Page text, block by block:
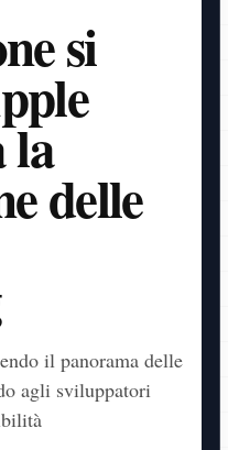
si
la
delle
il panorama delle
agli sviluppatori